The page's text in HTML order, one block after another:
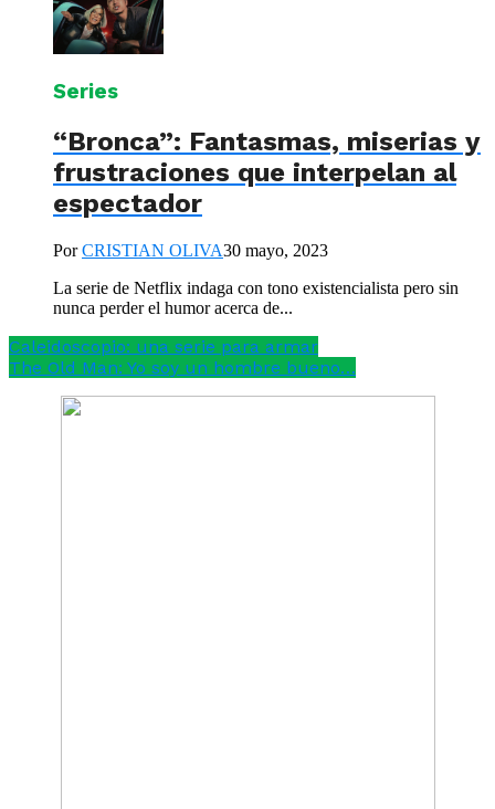
Series
“Bronca”: Fantasmas, miserias y
frustraciones que interpelan al
espectador
PorCRISTIAN OLIVA30 mayo, 2023
La serie de Netflix indaga con tono existencialista pero sin
nunca perder el humor acerca de...
Caleidoscopio: una serie para armar
The Old Man: Yo soy un hombre bueno…